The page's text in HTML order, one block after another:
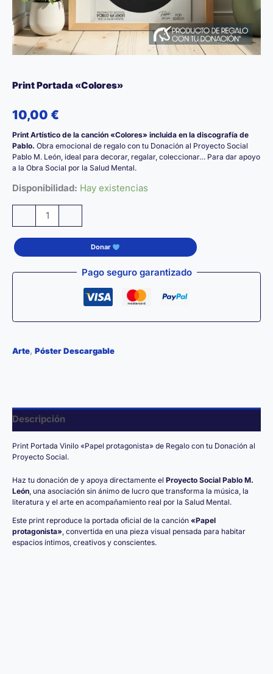
Print Portada «Colores»
10,00 €
Print Artístico de la canción «Colores» incluida en la discografía de
Pablo. Obra emocional de regalo con tu Donación al Proyecto Social
Pablo M. León, ideal para decorar, regalar, coleccionar… Para dar apoyo
a la Obra Social por la Salud Mental.
Disponibilidad: Hay existencias
Portada
«Colores»
cantidad
Donar
Pago seguro garantizado
Arte, Póster Descargable
Descripción
Print Portada Vinilo «Papel protagonista» de Regalo con tu Donación al
Proyecto Social.
Haz tu donación de y apoya directamente el Proyecto Social Pablo M.
León, una asociación sin ánimo de lucro que transforma la música, la
literatura y el arte en acompañamiento real por la Salud Mental.
Este print reproduce la portada oficial de la canción «Papel
protagonista», convertida en una pieza visual pensada para habitar
espacios íntimos, creativos y conscientes.